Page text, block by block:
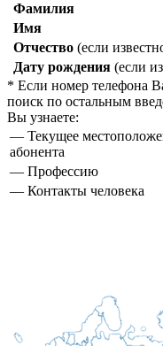
Фамилия
Имя
Отчество (если
Дату рождения (если
* Если номер телефона
поиск по остальным
Вы узнаете:
— Текущее
абонента
— Профессию
— Контакты человека